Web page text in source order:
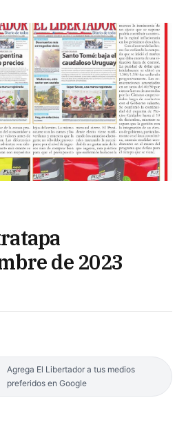
de 2023
Agrega El Libertador a tus medios
preferidos en Google